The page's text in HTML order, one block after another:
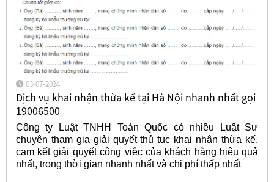
03-07-2024
Dịch vụ khai nhận thừa kế tại Hà Nội nhanh nhất gọi
19006500
Công ty Luật TNHH Toàn Quốc có nhiều Luật Sư
chuyên tham gia giải quyết thủ tục khai nhận thừa kế,
cam kết giải quyết công việc của khách hàng hiệu quả
nhất, trong thời gian nhanh nhất và chi phí thấp nhất